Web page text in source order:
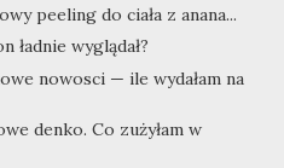
peeling do ciała z anana...
ładnie wyglądał?
nowosci — ile wydałam na
denko. Co zużyłam w